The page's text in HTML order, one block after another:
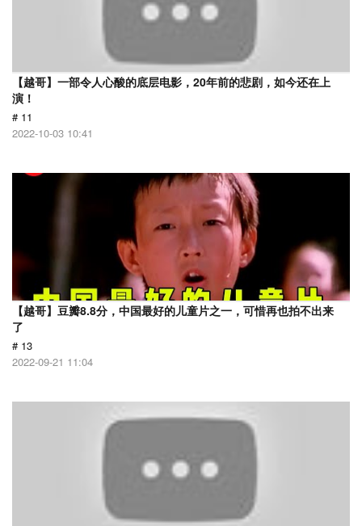
【越哥】一部令人心酸的底层电影，20年前的悲剧，如今还在上
演！
# 11
2022-10-03 10:41
【越哥】豆瓣8.8分，中国最好的儿童片之一，可惜再也拍不出来
了
# 13
2022-09-21 11:04